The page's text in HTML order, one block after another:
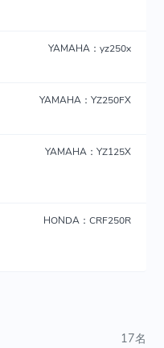
YAMAHA：yz250x
YAMAHA：YZ250FX
YAMAHA：YZ125X
HONDA：CRF250R
17名